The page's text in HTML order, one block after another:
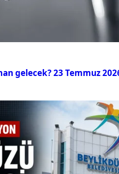
gelecek? 23 Temmuz